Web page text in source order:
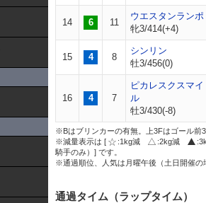
14 6 11
ウエスタンランポ
牝3/414(+4)
15 4 8
シンリン
牡3/456(0)
16 4 7
ピカレスクスマイ
ル
牡3/430(-8)
※Bはブリンカーの有無。上3Fはゴール前
※減量表示は [
:1kg減 :2kg減
騎手のみ）] です。
※通過順位、人気は月曜午後（土日開催の
通過タイム（ラップタイム）